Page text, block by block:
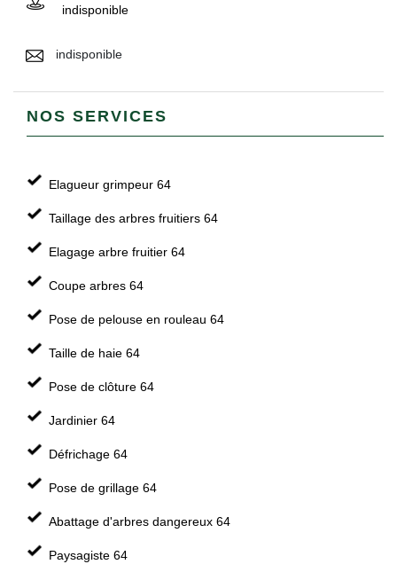
indisponible
indisponible
NOS SERVICES
Elagueur grimpeur 64
Taillage des arbres fruitiers 64
Elagage arbre fruitier 64
Coupe arbres 64
Pose de pelouse en rouleau 64
Taille de haie 64
Pose de clôture 64
Jardinier 64
Défrichage 64
Pose de grillage 64
Abattage d'arbres dangereux 64
Paysagiste 64